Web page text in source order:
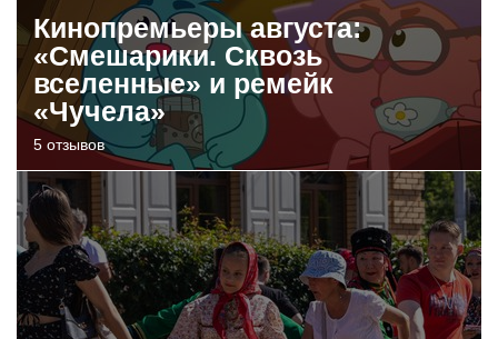
Кинопремьеры августа:
«Смешарики. Сквозь
вселенные» и ремейк
«Чучела»
5 отзывов